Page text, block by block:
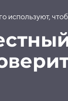
используют,